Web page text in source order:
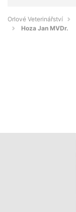
Orlové Veterinářství
Hoza Jan MVDr.